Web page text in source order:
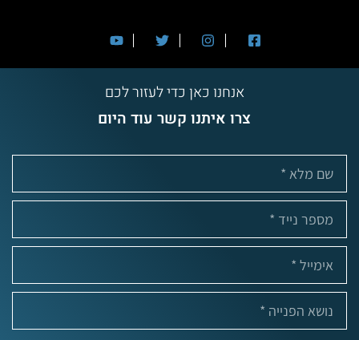
אנחנו כאן כדי לעזור לכם
צרו איתנו קשר עוד היום